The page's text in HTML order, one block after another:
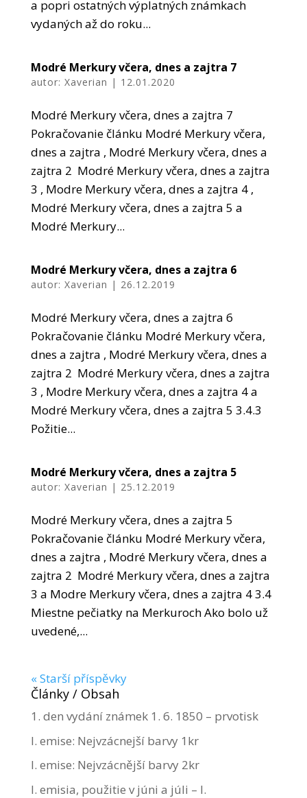
a popri ostatných výplatných známkach
vydaných až do roku...
Modré Merkury včera, dnes a zajtra 7
autor: Xaverian | 12.01.2020
Modré Merkury včera, dnes a zajtra 7
Pokračovanie článku Modré Merkury včera,
dnes a zajtra , Modré Merkury včera, dnes a
zajtra 2 Modré Merkury včera, dnes a zajtra
3 , Modre Merkury včera, dnes a zajtra 4 ,
Modré Merkury včera, dnes a zajtra 5 a
Modré Merkury...
Modré Merkury včera, dnes a zajtra 6
autor: Xaverian | 26.12.2019
Modré Merkury včera, dnes a zajtra 6
Pokračovanie článku Modré Merkury včera,
dnes a zajtra , Modré Merkury včera, dnes a
zajtra 2 Modré Merkury včera, dnes a zajtra
3 , Modre Merkury včera, dnes a zajtra 4 a
Modré Merkury včera, dnes a zajtra 5 3.4.3
Požitie...
Modré Merkury včera, dnes a zajtra 5
autor: Xaverian | 25.12.2019
Modré Merkury včera, dnes a zajtra 5
Pokračovanie článku Modré Merkury včera,
dnes a zajtra , Modré Merkury včera, dnes a
zajtra 2 Modré Merkury včera, dnes a zajtra
3 a Modre Merkury včera, dnes a zajtra 4 3.4
Miestne pečiatky na Merkuroch Ako bolo už
uvedené,...
« Starší příspěvky
Články / Obsah
1. den vydání známek 1. 6. 1850 – prvotisk
I. emise: Nejvzácnejší barvy 1kr
I. emise: Nejvzácnější barvy 2kr
I. emisia, použitie v júni a júli – I.